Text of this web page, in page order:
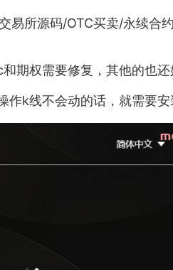
易所源码/OTC买卖/永续合
期权需要修复，其他的也
作k线不会动的话，就需要